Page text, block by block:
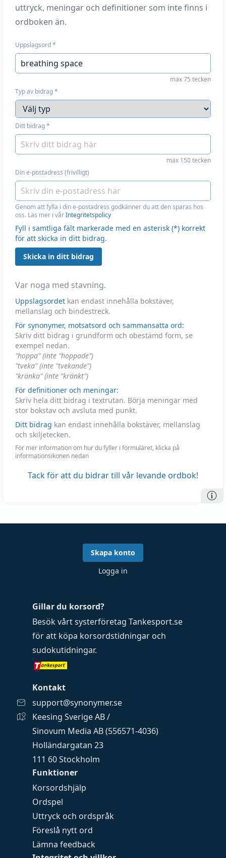
uttryck, meningar och definitioner som inte finns i
ordboken än.
Uppslagsord*
max 75 tecken
Typ av bidrag*
Ditt bidrag*
max 150 tecken
Din e-postadress (frivilligt)
Genom att fylla i din e-postadress godkänner du att den sparas hos
oss. Läs mer i vårIntegritetspolicy
Fyll i samtliga fält markerade med en asterisk (*) korrekt
för att skicka in ditt bidrag.
Skicka in ditt bidrag
Var noga med stavning.
Uppslagsordet kan endast innehålla bokstäver,
mellanslag och bindestreck.
För synonymer, motsatsord och sammansatta ord:
Skriv ditt bidrag i grundform och obestämd form, se
exempel nedan.
"hoppa" (inte "hoppade")
"tveka" (inte "tvekande")
"kränka" (inte "kränkt")
För definitioner och meningar:
Skriv hela ditt bidrag i textrutan. Börja meningar med
stor bokstav och avsluta med punkt.
Ditt bidrag kan endast innehålla bokstäver, mellanslag
och skiljetecken.
För mer information om hur du fyller i formuläret, klicka på
informationsikonen nedan
Tack för att du bidrar till vår levande ordbok!
Funktioner
Korsordshjälp
Ordspel
Uttryck och ordspråk
Föreslå nytt ord
Lämna feedback
Gillar du korsord?
Besök vårt systerföretag Tankesport.se
för att köpa korsordstidningar och
sudokutidningar.
Kontakt
support@synonymer.se
Keesing Sverige AB /
Sinovum Media AB (556571-4036)
Holländargatan 23
111 60 Stockholm
Skapa konto
Logga in